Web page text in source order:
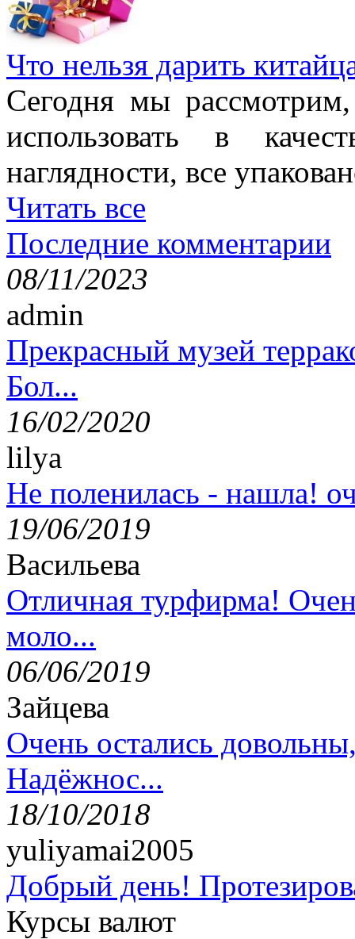
Что нельзя дарить
Сегодня мы
использовать в
наглядности, все
Читать все
Последние комментарии
08/11/2023
admin
Прекрасный музей
Бол...
16/02/2020
lilya
Не поленилась - нашла!
19/06/2019
Васильева
Отличная турфирма!
моло...
06/06/2019
Зайцева
Очень остались
Надёжнос...
18/10/2018
yuliyamai2005
Добрый день!
Курсы валют